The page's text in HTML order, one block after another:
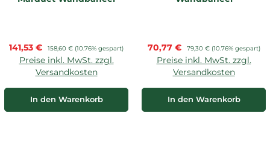
Verkaufspreis:
141,53 € Regulärer Preis:
158,60 € (10.76% gespart)
Preise inkl. MwSt. zzgl.
Versandkosten
In den Warenkorb
Verkaufspreis:
70,77 € Regulärer Preis:
79,30 € (10.76% gespart)
Preise inkl. MwSt. zzgl.
Versandkosten
In den Warenkorb